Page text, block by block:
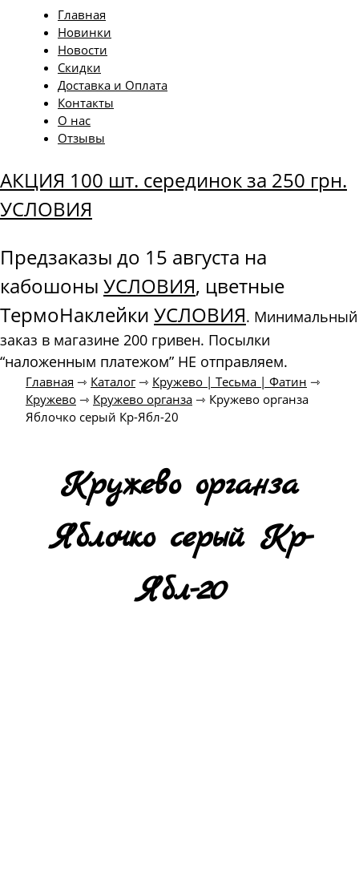
Главная
Новинки
Новости
Скидки
Доставка и Оплата
Контакты
О нас
Отзывы
АКЦИЯ 100 шт. серединок за 250 грн.
УСЛОВИЯ
Предзаказы до 15 августа на
кабошоны УСЛОВИЯ, цветные
ТермоНаклейки УСЛОВИЯ. Минимальный
заказ в магазине 200 гривен. Посылки
“наложенным платежом” НЕ отправляем.
Главная ⇾ Каталог⇾ Кружево | Тесьма | Фатин ⇾
Кружево ⇾ Кружево органза ⇾ Кружево органза
Яблочко серый Кр-Ябл-20
Кружево органза
Яблочко серый Кр-
Ябл-20